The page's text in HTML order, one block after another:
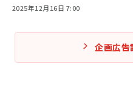
2025年12月16日 7:00
企画広告